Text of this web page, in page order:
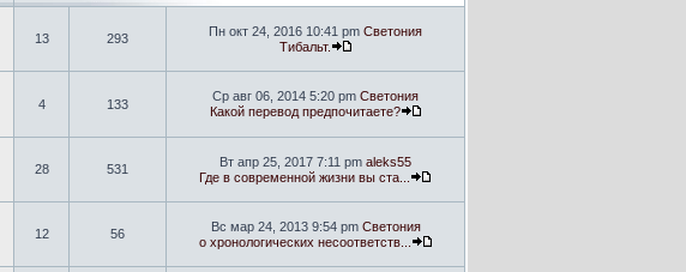
13 293 Пн окт 24, 2016 10:41 pm Светония
Тибальт.
4 133
Ср авг 06, 2014 5:20 pm Светония
Какой перевод предпочитаете?
28 531 Вт апр 25, 2017 7:11 pm aleks55
Где в современной жизни вы ста...
12 56 Вс мар 24, 2013 9:54 pm Светония
о хронологических несоответств...